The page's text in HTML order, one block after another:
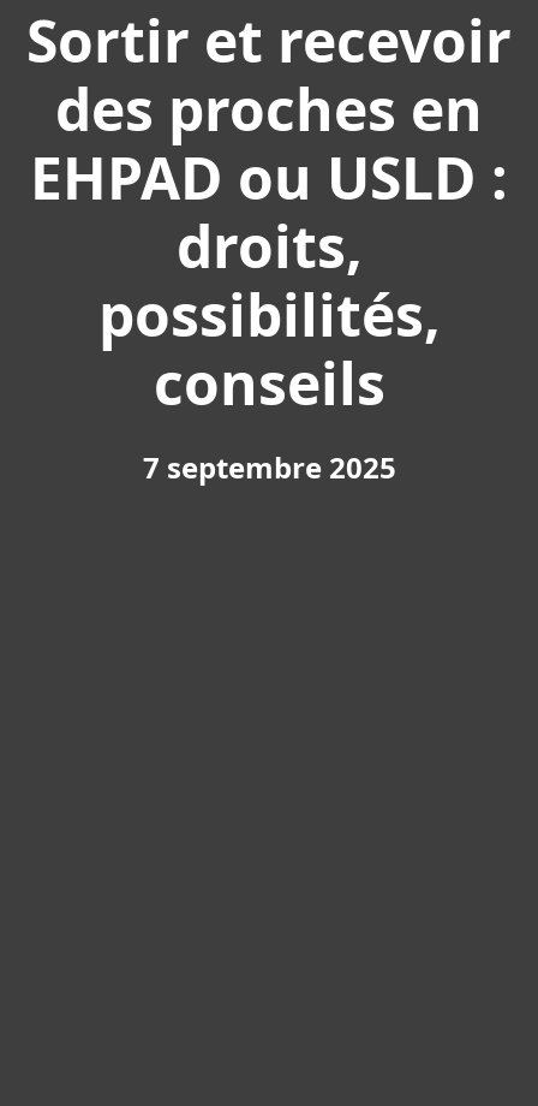
Sortir et recevoir
des proches en
EHPAD ou USLD :
droits,
possibilités,
conseils
7 septembre 2025